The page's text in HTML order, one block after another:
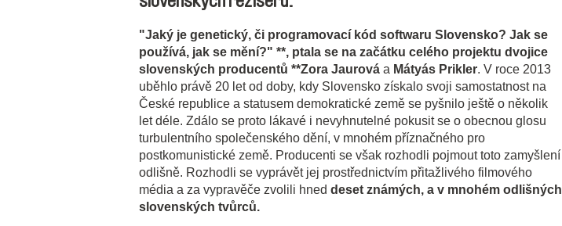
"Jaký je genetický, či programovací kód softwaru Slovensko? Jak se
používá, jak se mění?" **, ptala se na začátku celého projektu dvojice
slovenských producentů **Zora Jaurová a Mátyás Prikler. V roce 2013
uběhlo právě 20 let od doby, kdy Slovensko získalo svoji samostatnost na
České republice a statusem demokratické země se pyšnilo ještě o několik
let déle. Zdálo se proto lákavé i nevyhnutelné pokusit se o obecnou glosu
turbulentního společenského dění, v mnohém příznačného pro
postkomunistické země. Producenti se však rozhodli pojmout toto zamyšlení
odlišně. Rozhodli se vyprávět jej prostřednictvím přitažlivého filmového
média a za vypravěče zvolili hned deset známých, a v mnohém odlišných
slovenských tvůrců.